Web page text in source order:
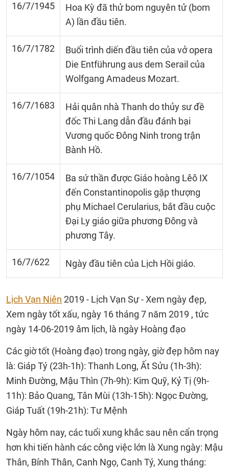
16/7/1945
Hoa Kỳ đã thử bom nguyên tử (bom
A) lần đầu tiên.
16/7/1782
Buổi trình diến đầu tiên của vở opera
Die Entführung aus dem Serail của
Wolfgang Amadeus Mozart.
16/7/1683
Hải quân nhà Thanh do thủy sư đề
đốc Thi Lang dẫn đầu đánh bại
Vương quốc Đông Ninh trong trận
Bành Hồ.
16/7/1054
Ba sứ thần được Giáo hoàng Lêô IX
đến Constantinopolis gặp thượng
phụ Michael Cerularius, bắt đầu cuộc
Đại Ly giáo giữa phương Đông và
phương Tây.
16/7/622 Ngày đầu tiên của Lịch Hồi giáo.
Lịch Vạn Niên 2019 - Lịch Vạn Sự - Xem ngày đẹp,
Xem ngày tốt xấu, ngày 16 tháng 7 năm 2019 , tức
ngày 14-06-2019 âm lịch, là ngày Hoàng đạo
Các giờ tốt (Hoàng đạo) trong ngày, giờ đẹp hôm nay
là: Giáp Tý (23h-1h): Thanh Long, Ất Sửu (1h-3h):
Minh Đường, Mậu Thìn (7h-9h): Kim Quỹ, Kỷ Tị (9h-
11h): Bảo Quang, Tân Mùi (13h-15h): Ngọc Đường,
Giáp Tuất (19h-21h): Tư Mệnh
Ngày hôm nay, các tuổi xung khắc sau nên cẩn trọng
hơn khi tiến hành các công việc lớn là Xung ngày: Mậu
Thân, Bính Thân, Canh Ngọ, Canh Tý, Xung tháng: